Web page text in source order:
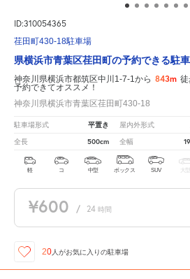
ID:310054365
荏田町430-18駐車場
県横浜市青葉区荏田町の予約できる駐車
神奈川県横浜市都筑区中川1-7-1から 843m
予約できてオススメ！
神奈川県横浜市青葉区荏田町430-18
駐車場形式 平置き 屋内外形式
全長 500cm 全幅
軽 コ 中型 ボックス SUV 大
¥600 / 24 時間
20 人がお気に入りの駐車場